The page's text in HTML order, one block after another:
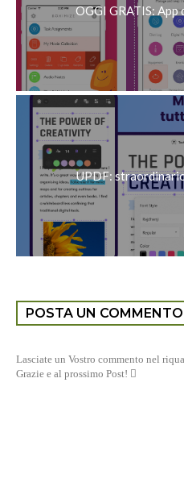
OGGI GRATIS: App
UPDF:
POSTA UN COMMENTO
Lasciate un Vostro commento nel
Grazie e al prossimo Post! 